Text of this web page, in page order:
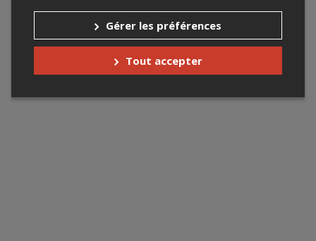
Gérer les préférences
Tout accepter